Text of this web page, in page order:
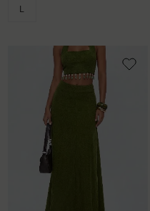
L